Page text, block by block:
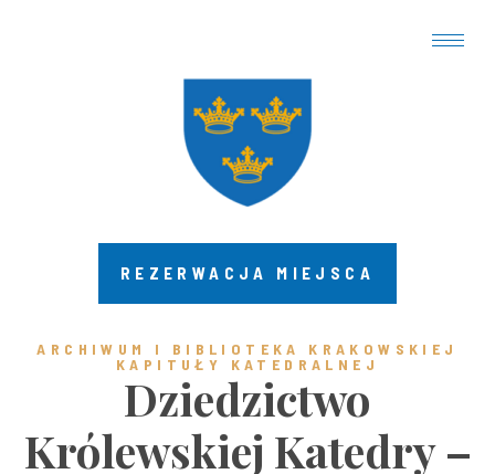
REZERWACJA MIEJSCA
ARCHIWUM I BIBLIOTEKA KRAKOWSKIEJ
KAPITUŁY KATEDRALNEJ
Dziedzictwo
Królewskiej Katedry –